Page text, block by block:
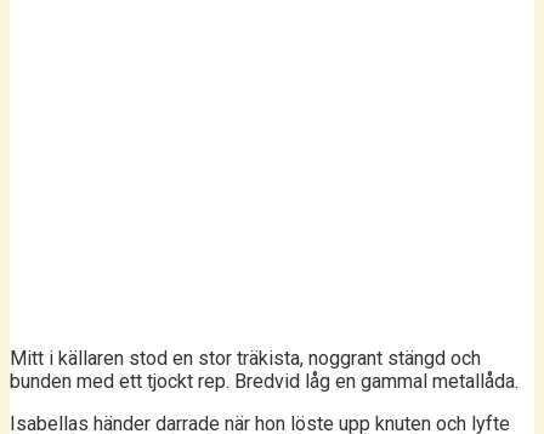
Mitt i källaren stod en stor träkista, noggrant stängd och
bunden med ett tjockt rep. Bredvid låg en gammal metallåda.
Isabellas händer darrade när hon löste upp knuten och lyfte